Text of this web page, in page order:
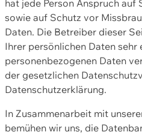
hat jede Person Anspruch auf
sowie auf Schutz vor
Daten. Die Betreiber dieser
Ihrer persönlichen Daten sehr
personenbezogenen Daten
der gesetzlichen
Datenschutzerklärung.
In Zusammenarbeit mit
bemühen wir uns, die